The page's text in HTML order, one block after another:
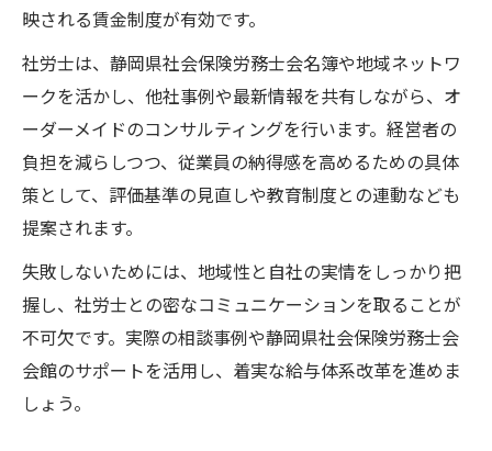
映される賃金制度が有効です。
社労士は、静岡県社会保険労務士会名簿や地域ネットワ
ークを活かし、他社事例や最新情報を共有しながら、オ
ーダーメイドのコンサルティングを行います。経営者の
負担を減らしつつ、従業員の納得感を高めるための具体
策として、評価基準の見直しや教育制度との連動なども
提案されます。
失敗しないためには、地域性と自社の実情をしっかり把
握し、社労士との密なコミュニケーションを取ることが
不可欠です。実際の相談事例や静岡県社会保険労務士会
会館のサポートを活用し、着実な給与体系改革を進めま
しょう。